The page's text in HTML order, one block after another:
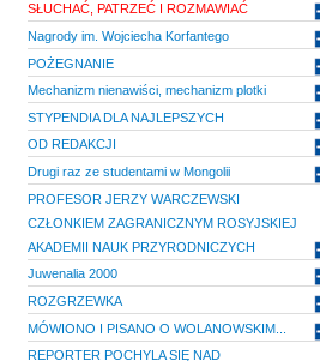
SŁUCHAĆ, PATRZEĆ I ROZMAWIAĆ
Nagrody im. Wojciecha Korfantego
POŻEGNANIE
Mechanizm nienawiści, mechanizm plotki
STYPENDIA DLA NAJLEPSZYCH
OD REDAKCJI
Drugi raz ze studentami w Mongolii
PROFESOR JERZY WARCZEWSKI
CZŁONKIEM ZAGRANICZNYM ROSYJSKIEJ
AKADEMII NAUK PRZYRODNICZYCH
Juwenalia 2000
ROZGRZEWKA
MÓWIONO I PISANO O WOLANOWSKIM...
REPORTER POCHYLA SIĘ NAD